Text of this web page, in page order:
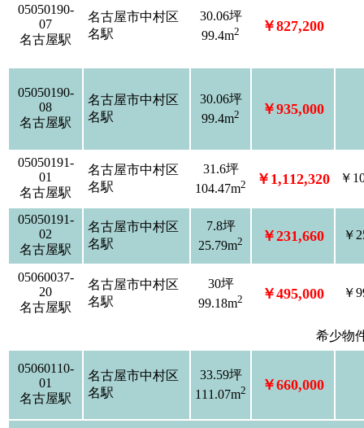
05050190-
07
名古屋駅
名古屋市中村区
名駅
30.06坪
99.4m2 ￥827,200
05050190-
08
名古屋駅
名古屋市中村区
名駅
30.06坪
99.4m2 ￥935,000
05050191-
01
名古屋駅
名古屋市中村区
名駅
31.6坪
104.47m2 ￥1,112,320 ￥
05050191-
02
名古屋駅
名古屋市中村区
名駅
7.8坪
25.79m2 ￥231,660 ￥
05060037-
20
名古屋駅
名古屋市中村区
名駅
30坪
99.18m2 ￥495,000 ￥
希少物
05060110-
01
名古屋駅
名古屋市中村区
名駅
33.59坪
111.07m2 ￥660,000